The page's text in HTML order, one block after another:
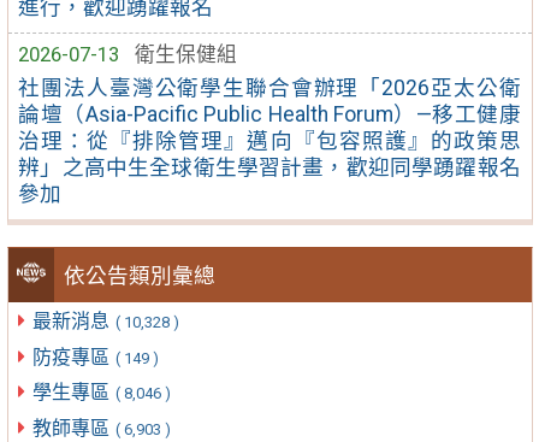
進行，歡迎踴躍報名
2026-07-13
衛生保健組
社團法人臺灣公衛學生聯合會辦理「2026亞太公衛
論壇（Asia-Pacific Public Health Forum）—移工健康
治理：從『排除管理』邁向『包容照護』的政策思
辨」之高中生全球衛生學習計畫，歡迎同學踴躍報名
參加
依公告類別彙總
最新消息 ( 10,328 )
防疫專區 ( 149 )
學生專區 ( 8,046 )
教師專區 ( 6,903 )